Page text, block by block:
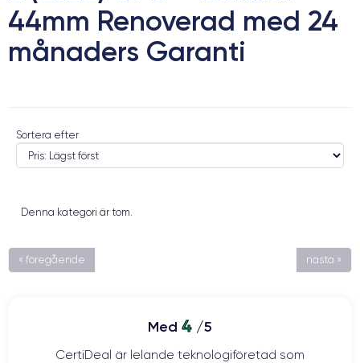
44mm Renoverad med 24
månaders Garanti
Sortera efter
Denna kategori är tom.
« föregående nästa »
Med 4 /5
CertiDeal är lelande teknologiföretad som